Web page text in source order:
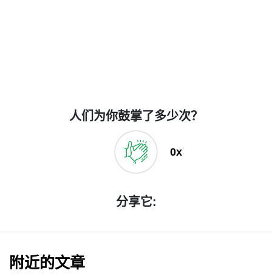
人们为你鼓掌了多少次？
0x
分享它:
附近的文章